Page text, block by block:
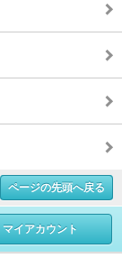
ページの先頭へ戻る
マイアカウント